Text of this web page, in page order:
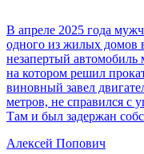
В апреле 2025 года
одного из жилых домов
незапертый
на котором решил
виновный завел
метров, не справился с
Там и был задержан
Алексей Попович